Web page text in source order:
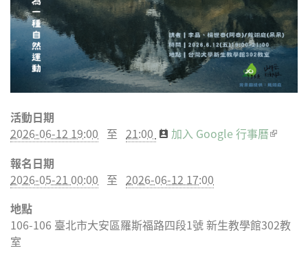
活動日期
2026-06-12 19:00 至 21:00 加入 Google 行事曆(link is
報名日期
2026-05-21 00:00 至 2026-06-12 17:00
地點
106-106 臺北市大安區羅斯福路四段1號 新生教學館302教
室